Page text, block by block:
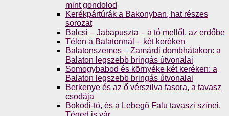
mint gondolod
Kerékpártúrák a Bakonyban, hat részes
sorozat
Balcsi – Jabapuszta – a tó mellől, az erdőbe
Télen a Balatonnál – két keréken
Balatonszemes – Zamárdi dombhátakon: a
Balaton legszebb bringás útvonalai
Somogybabod és környéke két keréken: a
Balaton legszebb bringás útvonalai
Berkenye és az ő vérszilva fasora, a tavasz
csodája
Bokodi-tó, és a Lebegő Falu tavaszi színei.